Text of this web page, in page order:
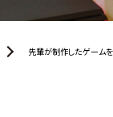
先輩が制作したゲーム